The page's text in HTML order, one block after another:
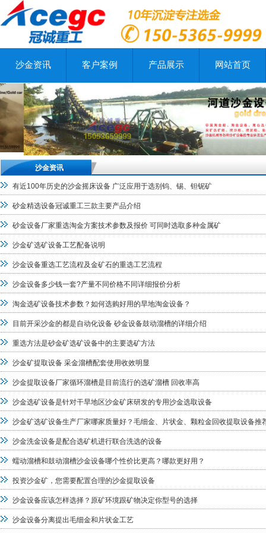
沙金资讯 客户案例 产品展示 网站首页
沙金资讯
有近100年历史的沙金摇床设备 广泛应用于选别钨、锡、钽铌矿
砂金精选设备冠诚重工三款主要产品介绍
砂金设备厂家重选淘金方案技术参数及报价 可同时选取多种金属矿
沙金矿选矿设备工艺配备说明
沙金设备重选工艺流程及金矿石的重选工艺流程
沙金设备多少钱一套?产量不同价格不同详细报价分析
淘金选矿设备技术参数？如何选购好用的旱地淘金设备？
目前开采沙金的都是自动化设备 砂金设备鼓动溜槽的详细介绍
重选方法是砂金矿选矿设备中的主要选矿方法
沙金矿提取设备 采金溜槽配套使用收效明显
沙金提取设备厂家​循环溜槽是目前流行的选矿溜槽 回收率高
沙金选矿设备是针对干旱地区沙金矿床研发的专用沙金选取设备
沙金矿选矿设备生产厂家哪家质量好？毛细金、片状金、颗粒金回收提取设备推
沙金洗金设备是配合选矿机进行联合洗选的设备
蠕动溜槽和鼓动溜槽沙金设备哪个性价比更高？哪款更好用？
投资沙金矿，您需要配置合理的沙金提取设备
沙金设备应该怎样选择？原矿环境跟矿物决定你型号的选择
沙金设备分离提出毛细金和片状金工艺